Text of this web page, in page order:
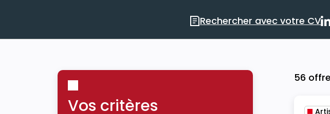
Rechercher
Rechercher avec votre CV
Vos critères
56